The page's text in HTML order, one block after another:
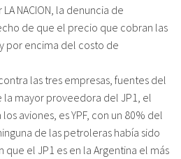
NACION, la denuncia de
de que el precio que cobran las
por encima del costo de
las tres empresas, fuentes del
mayor proveedora del JP1, el
aviones, es YPF, con un 80% del
de las petroleras había sido
que el JP1 es en la Argentina el más